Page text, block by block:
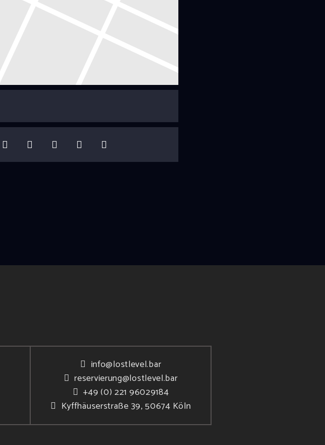
info@lostlevel.bar
reservierung@lostlevel.bar
+49 (0) 221 96029184
Kyffhäuserstraße 39, 50674 Köln